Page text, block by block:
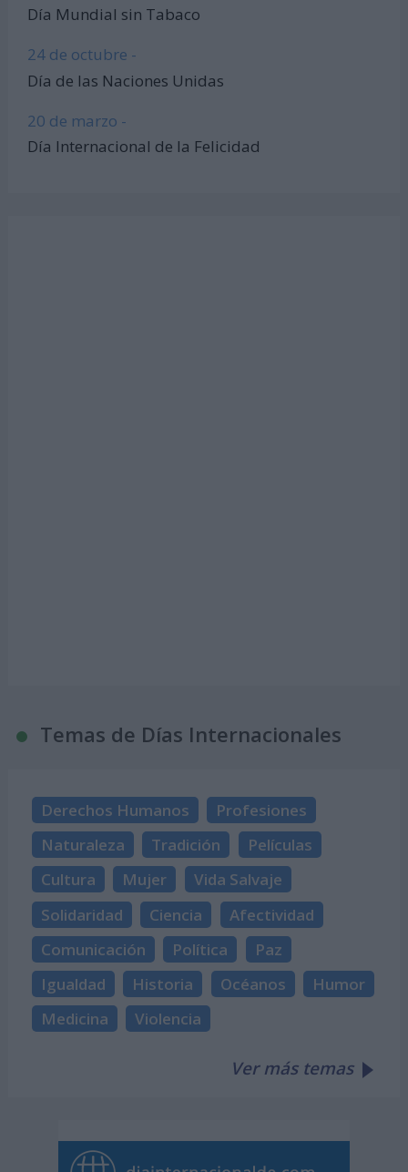
Día Mundial sin Tabaco
24 de octubre -
Día de las Naciones Unidas
20 de marzo -
Día Internacional de la Felicidad
Temas de Días Internacionales
Derechos Humanos
Profesiones
Naturaleza
Tradición
Películas
Cultura
Mujer
Vida Salvaje
Solidaridad
Ciencia
Afectividad
Comunicación
Política
Paz
Igualdad
Historia Océanos
Humor
Medicina
Violencia
Ver más temas